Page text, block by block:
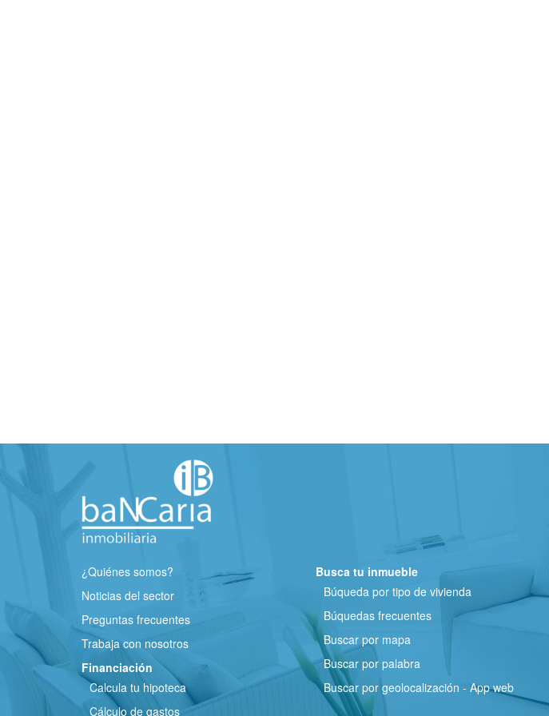
¿Quiénes somos?
Noticias del sector
Preguntas frecuentes
Trabaja con nosotros
Financiación
Calcula tu hipoteca
Cálculo de gastos
Busca tu inmueble
Búqueda por tipo de vivienda
Búquedas frecuentes
Buscar por mapa
Buscar por palabra
Buscar por geolocalización - App web